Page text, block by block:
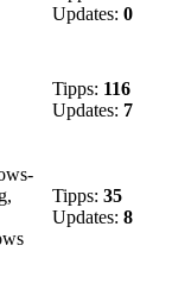
Updates: 0
Tipps: 116
Updates: 7
Tipps: 35
Updates: 8